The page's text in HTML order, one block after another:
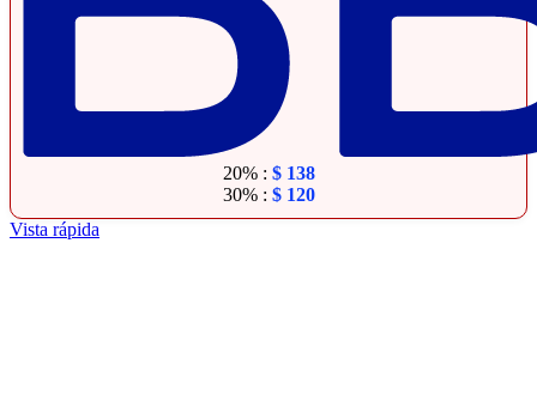
20% : $138
30% : $120
Vista rápida